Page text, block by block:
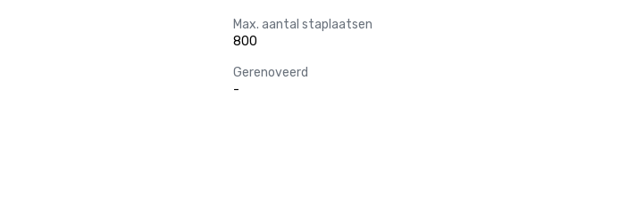
Max. aantal staplaatsen
800
Gerenoveerd
-